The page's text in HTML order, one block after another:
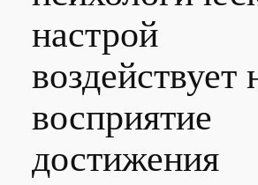
настрой
воздействует
восприятие
достижения